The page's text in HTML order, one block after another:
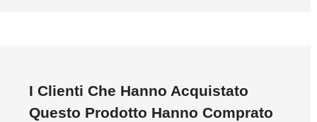
I Clienti Che Hanno Acquistato
Questo Prodotto Hanno Comprato